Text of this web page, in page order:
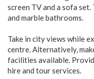
screen TV and a sofa
and marble bathrooms.
Take in city views while
centre. Alternatively,
facilities available.
hire and tour services.